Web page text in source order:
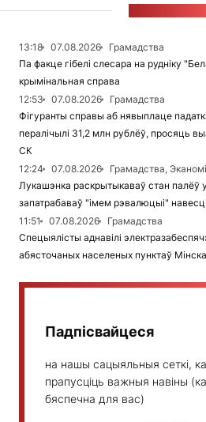
13:18 07.08.2026
Грамадства
Па факце гібелі слесара на рудніку
крымінальная справа
12:53
07.08.2026
Грамадства
Фігуранты справы аб нявыплаце
пералічылі 31,2 млн рублёў, просяць
СК
12:24
07.08.2026
Грамадства,
Лукашэнка раскрытыкаваў стан палёў у
запатрабаваў "імем рэвалюцыі"
11:51
07.08.2026
Грамадства
Спецыялісты аднавілі
абясточаных населеных пунктаў
Падпісвайцеся
на нашы сацыяльныя сеткі,
прапусціць важныя навіны
бяспечна для вас)